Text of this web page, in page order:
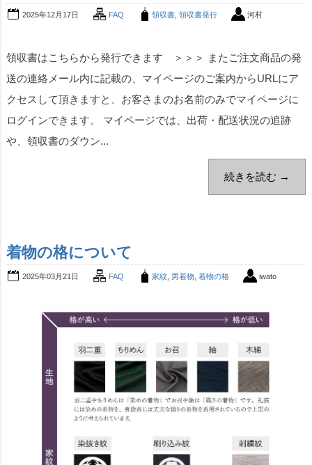
2025年12月17日 FAQ 領収書, 領収書発行 河村
領収書はこちらから発行できます ＞＞＞ またご注文商品の発
送の連絡メール内に記載の、マイページのご案内からURLにア
クセスして頂きますと、お客さまのお名前のみでマイページに
ログインできます。 マイページでは、出荷・配送状況の追跡
や、領収書のダウン...
続きを読む →
着物の格について
2025年03月21日 FAQ 家紋, 男着物, 着物の格 iwato